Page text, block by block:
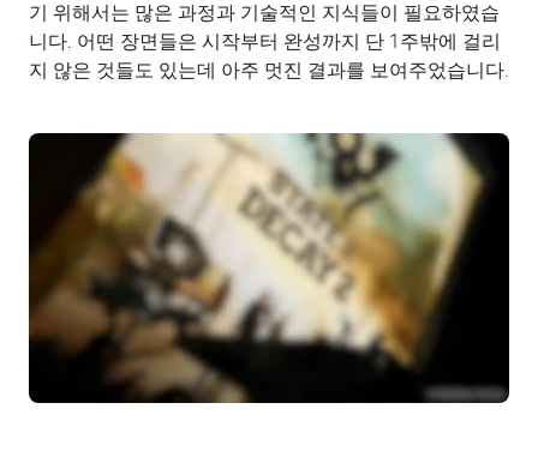
기 위해서는 많은 과정과 기술적인 지식들이 필요하였습
니다. 어떤 장면들은 시작부터 완성까지 단 1주밖에 걸리
지 않은 것들도 있는데 아주 멋진 결과를 보여주었습니다.